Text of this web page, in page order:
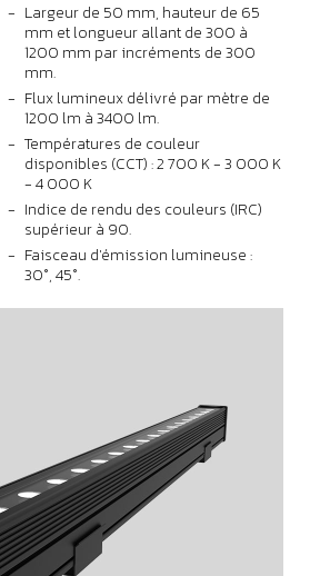
Largeur de 50 mm, hauteur de 65
mm et longueur allant de 300 à
1200 mm par incréments de 300
mm.
Flux lumineux délivré par mètre de
1200 lm à 3400 lm.
Températures de couleur
disponibles (CCT) : 2 700 K - 3 000 K
- 4 000 K
Indice de rendu des couleurs (IRC)
supérieur à 90.
Faisceau d'émission lumineuse :
30°, 45°.